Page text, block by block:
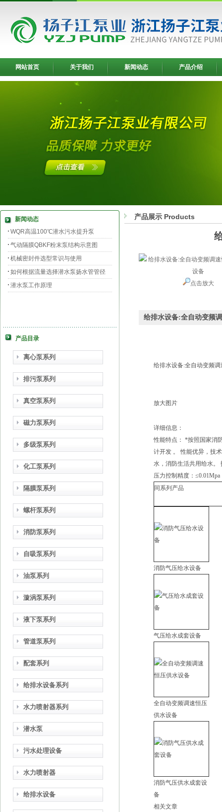
网站首页 关于我们 新闻动态 产品介绍
新闻动态
WQR高温100℃潜水污水提升泵
气动隔膜QBKF粉末泵结构示意图
机械密封件选型常识与使用
如何根据流量选择潜水泵扬水管管径
潜水泵工作原理
产品目录
离心泵系列
排污泵系列
真空泵系列
磁力泵系列
多级泵系列
化工泵系列
隔膜泵系列
螺杆泵系列
消防泵系列
自吸泵系列
油泵系列
漩涡泵系列
液下泵系列
管道泵系列
配套系列
给排水设备系列
水力喷射器系列
潜水泵
污水处理设备
水力喷射器
给排水设备
产品展示 Products
点击放大
给排水设备:全自动变频
给排水设备:全自动变频
放大图片
详细信息：
性能特点： *按照国家消
计开发 。 性能优异，技
水，消防生活共用给水。
压力控制精度：≤0.01Mpa
同系列产品
消防气压给水设备
气压给水成套设备
全自动变频调速恒压
供水设备
消防气压供水成套设
备
相关文章